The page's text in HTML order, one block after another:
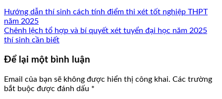
Hướng dẫn thí sinh cách tính điểm thi xét tốt nghiệp THPT
năm 2025
Chênh lệch tổ hợp và bí quyết xét tuyển đại học năm 2025
thí sinh cần biết
Để lại một bình luận
Email của bạn sẽ không được hiển thị công khai. Các trường
bắt buộc được đánh dấu *